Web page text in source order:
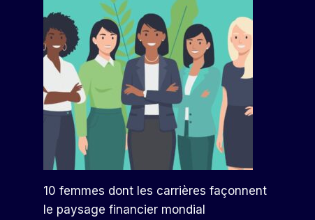
10 femmes dont les carrières façonnent
le paysage financier mondial